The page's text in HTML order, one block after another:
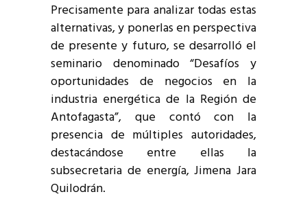
Precisamente para analizar todas estas
alternativas, y ponerlas en perspectiva
de presente y futuro, se desarrolló el
seminario denominado “Desafíos y
oportunidades de negocios en la
industria energética de la Región de
Antofagasta”, que contó con la
presencia de múltiples autoridades,
destacándose entre ellas la
subsecretaria de energía, Jimena Jara
Quilodrán.